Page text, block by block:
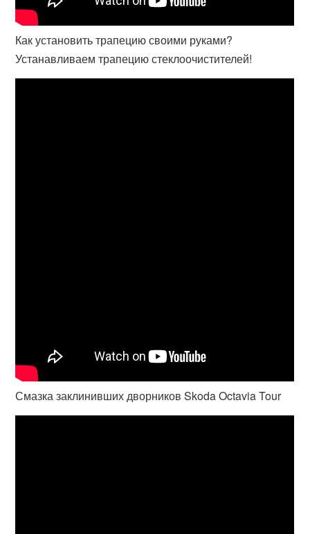
Как установить трапецию своими руками?
Устанавливаем трапецию стеклоочистителей!
Смазка заклинивших дворников Skoda Octavia Tour